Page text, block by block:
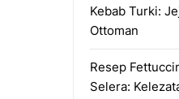
Kebab Turki:
Ottoman
Resep
Selera: